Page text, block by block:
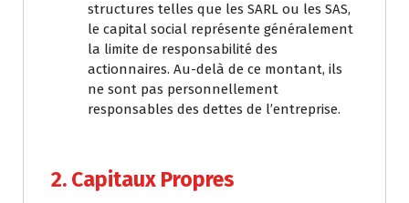
structures telles que les SARL ou les SAS,
le capital social représente généralement
la limite de responsabilité des
actionnaires. Au-delà de ce montant, ils
ne sont pas personnellement
responsables des dettes de l’entreprise.
2. Capitaux Propres